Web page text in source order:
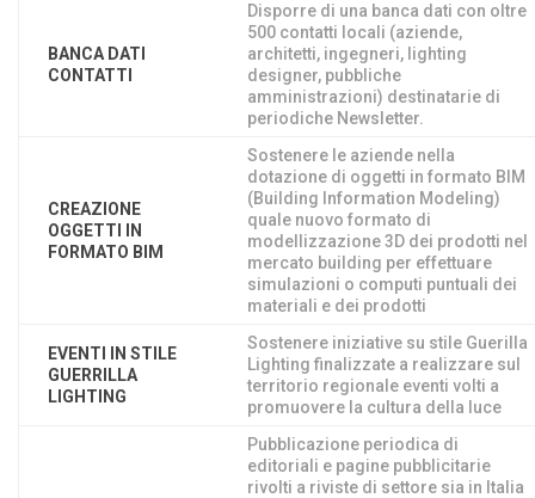
BANCA DATI
CONTATTI
Disporre di una banca dati con oltre
500 contatti locali (aziende,
architetti, ingegneri, lighting
designer, pubbliche
amministrazioni) destinatarie di
periodiche Newsletter.
CREAZIONE
OGGETTI IN
FORMATO BIM
Sostenere le aziende nella
dotazione di oggetti in formato BIM
(Building Information Modeling)
quale nuovo formato di
modellizzazione 3D dei prodotti nel
mercato building per effettuare
simulazioni o computi puntuali dei
materiali e dei prodotti
EVENTI IN STILE
GUERRILLA
LIGHTING
Sostenere iniziative su stile Guerilla
Lighting finalizzate a realizzare sul
territorio regionale eventi volti a
promuovere la cultura della luce
Pubblicazione periodica di
editoriali e pagine pubblicitarie
rivolti a riviste di settore sia in Italia